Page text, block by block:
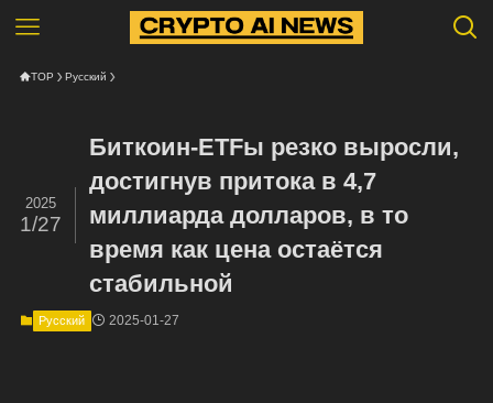
TOP Русский
Биткоин-ETFы резко выросли,
достигнув притока в 4,7
миллиарда долларов, в то
время как цена остаётся
стабильной
2025
1/27
Русский 2025-01-27